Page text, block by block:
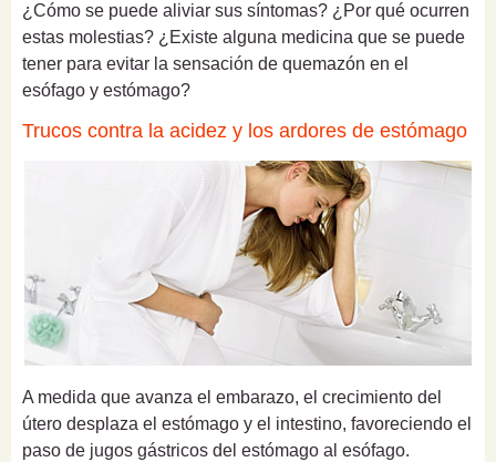
¿Cómo se puede aliviar sus síntomas? ¿Por qué ocurren
estas molestias? ¿Existe alguna medicina que se puede
tener para evitar la sensación de quemazón en el
esófago y estómago?
Trucos contra la acidez y los ardores de estómago
A medida que avanza el embarazo, el crecimiento del
útero desplaza el estómago y el intestino, favoreciendo el
paso de jugos gástricos del estómago al esófago.